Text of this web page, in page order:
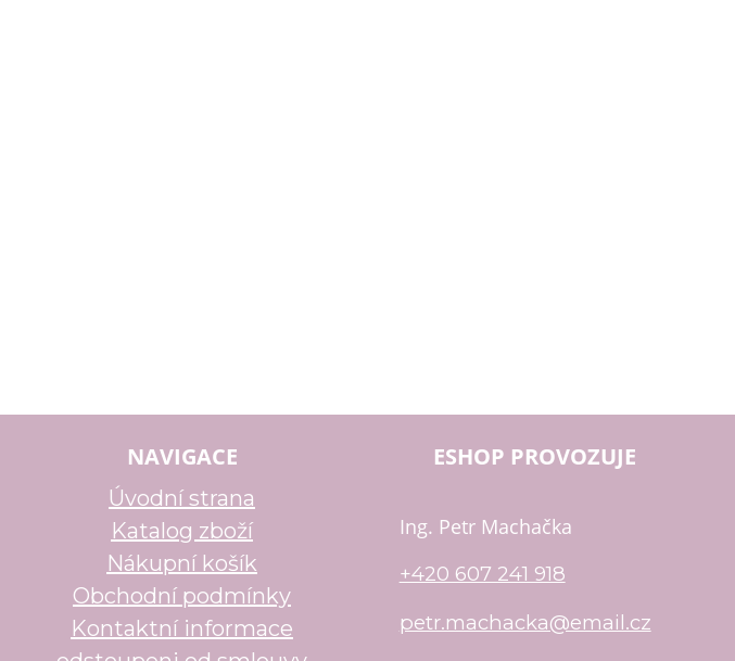
NAVIGACE
Úvodní strana
Katalog zboží
Nákupní košík
Obchodní podmínky
Kontaktní informace
ESHOP PROVOZUJE
Ing. Petr Machačka
+420 607 241 918
petr.machacka@email.cz